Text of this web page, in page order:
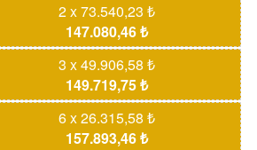
2 x 73.540,23 ₺
147.080,46 ₺
3 x 49.906,58 ₺
149.719,75 ₺
6 x 26.315,58 ₺
157.893,46 ₺